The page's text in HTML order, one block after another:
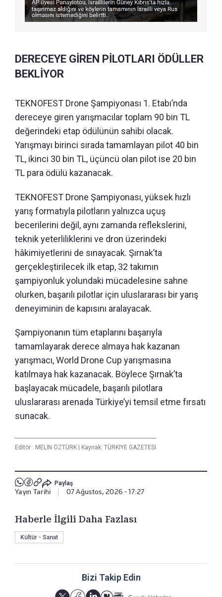
DERECEYE GİREN PİLOTLARI ÖDÜLLER
BEKLİYOR
TEKNOFEST Drone Şampiyonası 1. Etabı’nda
dereceye giren yarışmacılar toplam 90 bin TL
değerindeki etap ödülünün sahibi olacak.
Yarışmayı birinci sırada tamamlayan pilot 40 bin
TL, ikinci 30 bin TL, üçüncü olan pilot ise 20 bin
TL para ödülü kazanacak.
TEKNOFEST Drone Şampiyonası, yüksek hızlı
yarış formatıyla pilotların yalnızca uçuş
becerilerini değil, aynı zamanda reflekslerini,
teknik yeterliliklerini ve dron üzerindeki
hâkimiyetlerini de sınayacak. Şırnak’ta
gerçekleştirilecek ilk etap, 32 takımın
şampiyonluk yolundaki mücadelesine sahne
olurken, başarılı pilotlar için uluslararası bir yarış
deneyiminin de kapısını aralayacak.
Şampiyonanın tüm etaplarını başarıyla
tamamlayarak derece almaya hak kazanan
yarışmacı, World Drone Cup yarışmasına
katılmaya hak kazanacak. Böylece Şırnak’ta
başlayacak mücadele, başarılı pilotlara
uluslararası arenada Türkiye’yi temsil etme fırsatı
sunacak.
Editör : MELİN ÖZTÜRK Kaynak: TÜRKİYE GAZETESİ
Paylaş
Yayın Tarihi 07 Ağustos, 2026 - 17:27
Haberle İlgili Daha Fazlası
Kültür - Sanat
Bizi Takip Edin